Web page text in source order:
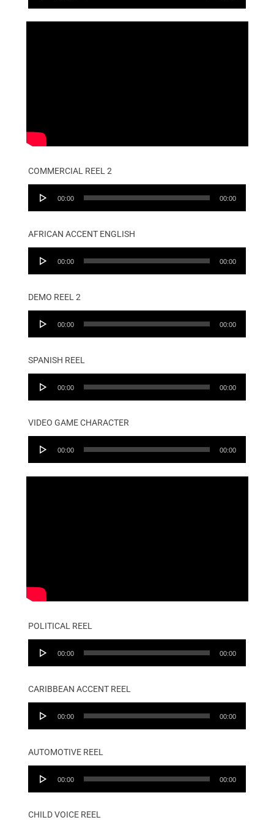
COMMERCIAL REEL 2
Audio
00:00 00:00
AFRICAN ACCENT ENGLISH
Audio
00:00 00:00
DEMO REEL 2
Audio
00:00 00:00
SPANISH REEL
Audio
00:00 00:00
VIDEO GAME CHARACTER
Audio
00:00 00:00
POLITICAL REEL
Audio
00:00 00:00
CARIBBEAN ACCENT REEL
Audio
00:00 00:00
AUTOMOTIVE REEL
Audio
00:00 00:00
CHILD VOICE REEL